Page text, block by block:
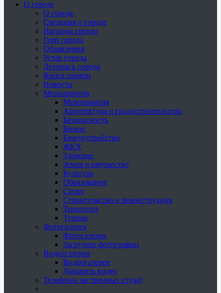
О городе
О городе
Сведения о городе
Награды города
Герб города
Объявления
Устав города
Летопись города
Книга памяти
Новости
Мероприятия
Мероприятия
Архитектура и градостроительство
Безопасность
Бизнес
Благоустройство
ЖКХ
Здоровье
Земля и имущество
Культура
Образование
Спорт
Строительство и реконструкция
Транспорт
Туризм
Фотогалерея
Фотогалерея
Загрузить фотографии
Видеогалерея
Видеогалерея
Добавить видео
Телефоны экстренных служб